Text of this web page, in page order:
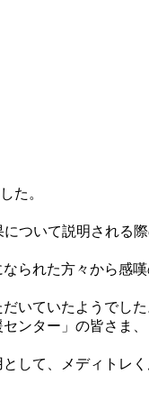
た。
ついて説明される
られた方々から感
いていたようでした
ンター」の皆さま
して、メディトレ